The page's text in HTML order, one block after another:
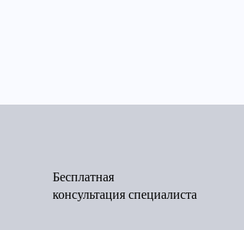
Бесплатная
консультация специалиста